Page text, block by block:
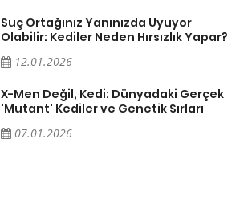
Suç Ortağınız Yanınızda Uyuyor
Olabilir: Kediler Neden Hırsızlık Yapar?
12.01.2026
X-Men Değil, Kedi: Dünyadaki Gerçek
'Mutant' Kediler ve Genetik Sırları
07.01.2026